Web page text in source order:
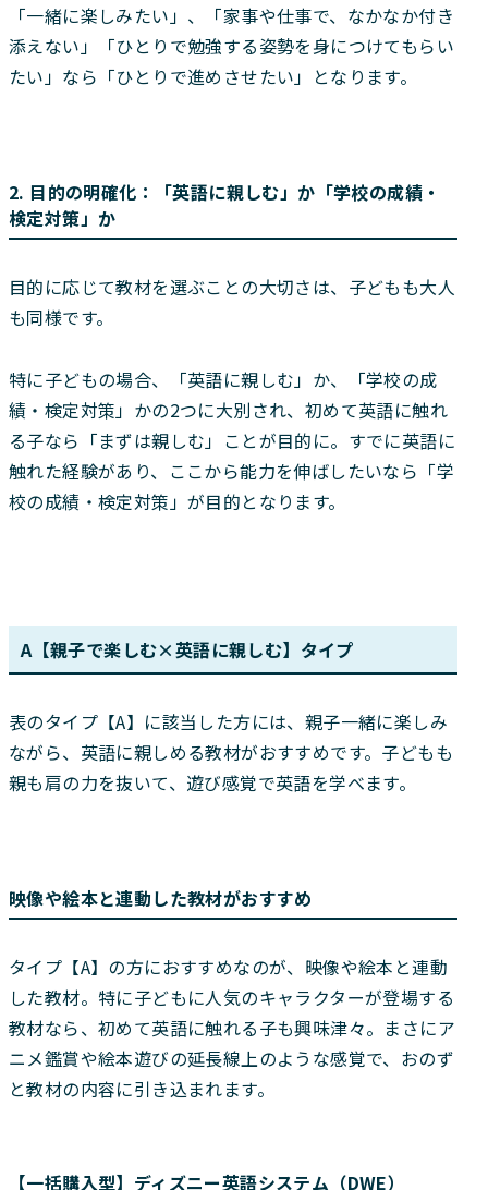
「一緒に楽しみたい」、「家事や仕事で、なかなか付き
添えない」「ひとりで勉強する姿勢を身につけてもらい
たい」なら「ひとりで進めさせたい」となります。
2. 目的の明確化：「英語に親しむ」か「学校の成績・
検定対策」か
目的に応じて教材を選ぶことの大切さは、子どもも大人
も同様です。
特に子どもの場合、「英語に親しむ」か、「学校の成
績・検定対策」かの2つに大別され、初めて英語に触れ
る子なら「まずは親しむ」ことが目的に。すでに英語に
触れた経験があり、ここから能力を伸ばしたいなら「学
校の成績・検定対策」が目的となります。
A【親子で楽しむ×英語に親しむ】タイプ
表のタイプ【A】に該当した方には、親子一緒に楽しみ
ながら、英語に親しめる教材がおすすめです。子どもも
親も肩の力を抜いて、遊び感覚で英語を学べます。
映像や絵本と連動した教材がおすすめ
タイプ【A】の方におすすめなのが、映像や絵本と連動
した教材。特に子どもに人気のキャラクターが登場する
教材なら、初めて英語に触れる子も興味津々。まさにア
ニメ鑑賞や絵本遊びの延長線上のような感覚で、おのず
と教材の内容に引き込まれます。
【一括購入型】ディズニー英語システム（DWE）